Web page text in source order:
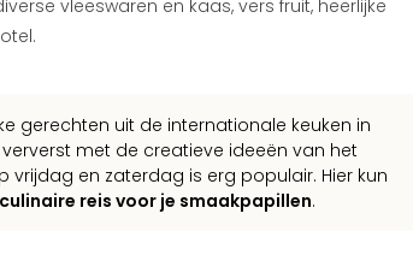
vleeswaren en kaas, vers fruit, heerlijke
gerechten uit de internationale keuken in
met de creatieve ideeën van het
vrijdag en zaterdag is erg populair. Hier kun
culinaire reis voor je smaakpapillen.